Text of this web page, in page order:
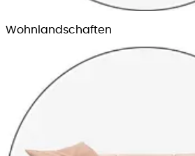
Wohnland­schaften